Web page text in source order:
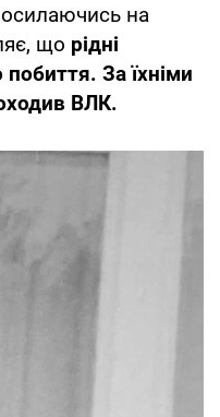
на
що рідні
За їхніми
ВЛК.